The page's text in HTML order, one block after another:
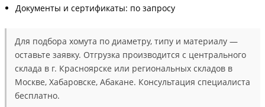
Документы и сертификаты: по запросу
Для подбора хомута по диаметру, типу и материалу —
оставьте заявку. Отгрузка производится с центрального
склада в г. Красноярске или региональных складов в
Москве, Хабаровске, Абакане. Консультация специалиста
бесплатно.